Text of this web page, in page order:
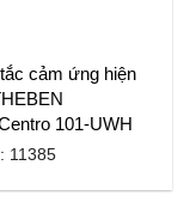
cảm ứng hiện
101-UWH
11385